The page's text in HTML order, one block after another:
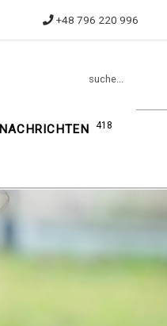
+48 796 220 996
suche...
NACHRICHTEN 418